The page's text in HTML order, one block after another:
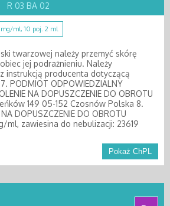
R 03 BA 02
ml, 10 poj. 2 ml
twarzowej należy przemyć skórę
jej podrażnieniu. Należy
instrukcją producenta dotyczącą
PODMIOT ODPOWIEDZIALNY
NA DOPUSZCZENIE DO OBROTU
149 05-152 Czosnów Polska 8.
DOPUSZCZENIE DO OBROTU
ml, zawiesina do nebulizacji: 23619
Pokaż ChPL